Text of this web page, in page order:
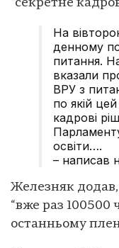
“секретне
На
денному
питання.
вказали
ВРУ з
по якій
кадрові
освіти….
– написав
Железняк додав,
“вже раз
останньому